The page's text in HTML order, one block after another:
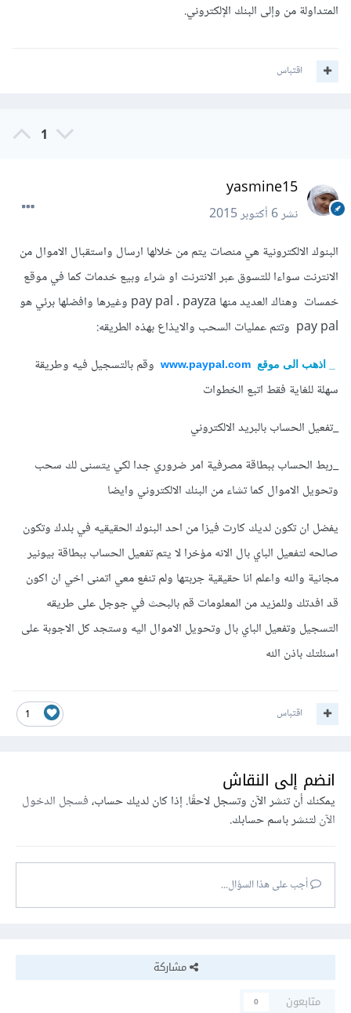
المتداولة من وإلى البنك الإلكتروني.
اقتباس
1
yasmine15
نشر6 أكتوبر 2015
البنوك الالكترونية هي منصات يتم من خلالها ارسال واستقبال الاموال من
الانترنت سواءا للتسوق عبر الانترنت او شراء وبيع خدمات كما في موقع
خمسات وهناك العديد منها pay pal . payza وغيرها وافضلها برئي هو
pay pal وتتم عمليات السحب والايذاع بهذه الطريقه:
اذهب الى موقع www.paypal.comوقم بالتسجيل فيه وطريقة
سهلة للغاية فقط اتبع الخطوات
_تفعيل الحساب بالبريد الالكتروني
_ربط الحساب ببطاقة مصرفية امر ضروري جدا لكي يتسنى لك سحب
وتحويل الاموال كما تشاء من البنك الالكتروني وايضا
يفضل ان تكون لديك كارت فيزا من احد البنوك الحقيقيه في بلدك وتكون
صالحه لتفعيل الباي بال الانه مؤخرا لا يتم تفعيل الحساب ببطاقة بيونير
مجانية والله واعلم انا حقيقية جربتها ولم تنفع معي اتمنى اخي ان اكون
قد افدتك وللمزيد من المعلومات قم بالبحث في جوجل على طريقه
التسجيل وتفعيل الباي بال وتحويل الاموال اليه وستجد كل الاجوبة على
اسئلتك باذن الله
1 اقتباس
انضم إلى النقاش
يمكنك أن تنشر الآن وتسجل لاحقًا. إذا كان لديك حساب،فسجل الدخول
الآنلتنشر باسم حسابك.
أجب على هذا السؤال...
مشاركة
متابعون
0